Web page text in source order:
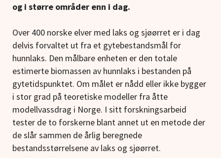
og i større områder enn i dag.
Over 400 norske elver med laks og sjøørret er i dag
delvis forvaltet ut fra et gytebestandsmål for
hunnlaks. Den målbare enheten er den totale
estimerte biomassen av hunnlaks i bestanden på
gytetidspunktet. Om målet er nådd eller ikke bygger
i stor grad på teoretiske modeller fra åtte
modellvassdrag i Norge. I sitt forskningsarbeid
tester de to forskerne blant annet ut en metode der
de slår sammen de årlig beregnede
bestandsstørrelsene av laks og sjøørret.